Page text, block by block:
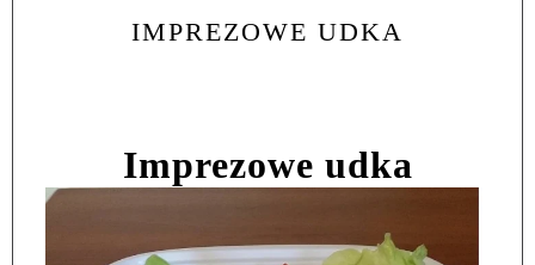
IMPREZOWE UDKA
Imprezowe udka